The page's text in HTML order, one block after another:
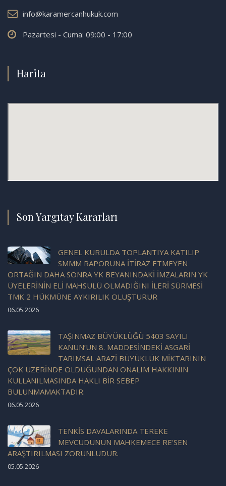
info@karamercanhukuk.com
Pazartesi - Cuma: 09:00 - 17:00
Harita
Son Yargıtay Kararları
GENEL KURULDA TOPLANTIYA KATILIP
SMMM RAPORUNA İTİRAZ ETMEYEN
ORTAĞIN DAHA SONRA YK BEYANINDAKİ İMZALARIN YK
ÜYELERİNİN ELİ MAHSULÜ OLMADIĞINI İLERİ SÜRMESİ
TMK 2 HÜKMÜNE AYKIRILIK OLUŞTURUR
06.05.2026
TAŞINMAZ BÜYÜKLÜĞÜ 5403 SAYILI
KANUN’UN 8. MADDESİNDEKİ ASGARİ
TARIMSAL ARAZİ BÜYÜKLÜK MİKTARININ
ÇOK ÜZERİNDE OLDUĞUNDAN ÖNALIM HAKKININ
KULLANILMASINDA HAKLI BİR SEBEP
BULUNMAMAKTADIR.
06.05.2026
TENKİS DAVALARINDA TEREKE
MEVCUDUNUN MAHKEMECE RE'SEN
ARAŞTIRILMASI ZORUNLUDUR.
05.05.2026